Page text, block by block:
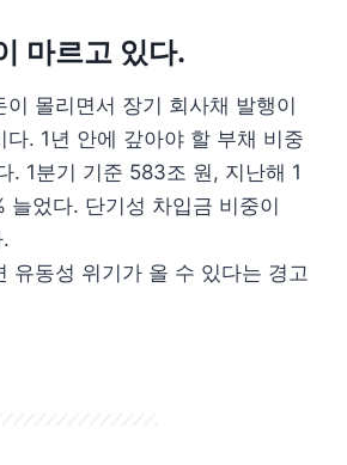
마르고 있다.
이 몰리면서 장기 회사채 발행이
다. 1년 안에 갚아야 할 부채 비중
. 1분기 기준 583조 원, 지난해 1
늘었다. 단기성 차입금 비중이
유동성 위기가 올 수 있다는 경고